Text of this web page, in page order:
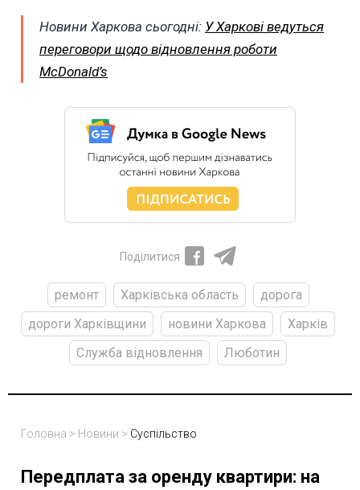
Новини Харкова сьогодні: У Харкові ведуться
переговори щодо відновлення роботи
McDonald’s
Поділитися
ремонт Харківська область
дорога
дороги Харківщини
новини Харкова
Харків
Служба відновлення
Люботин
Головна > Новини > Суспільство
Передплата за оренду квартири: на